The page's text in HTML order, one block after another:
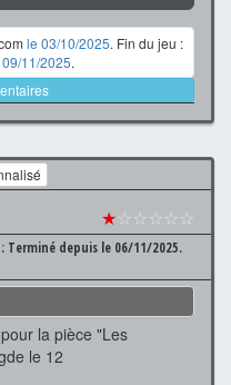
le 03/10/2025. Fin du jeu :
09/11/2025.
★☆☆☆☆☆
Terminé depuis le 06/11/2025.
la pièce "Les
le 12